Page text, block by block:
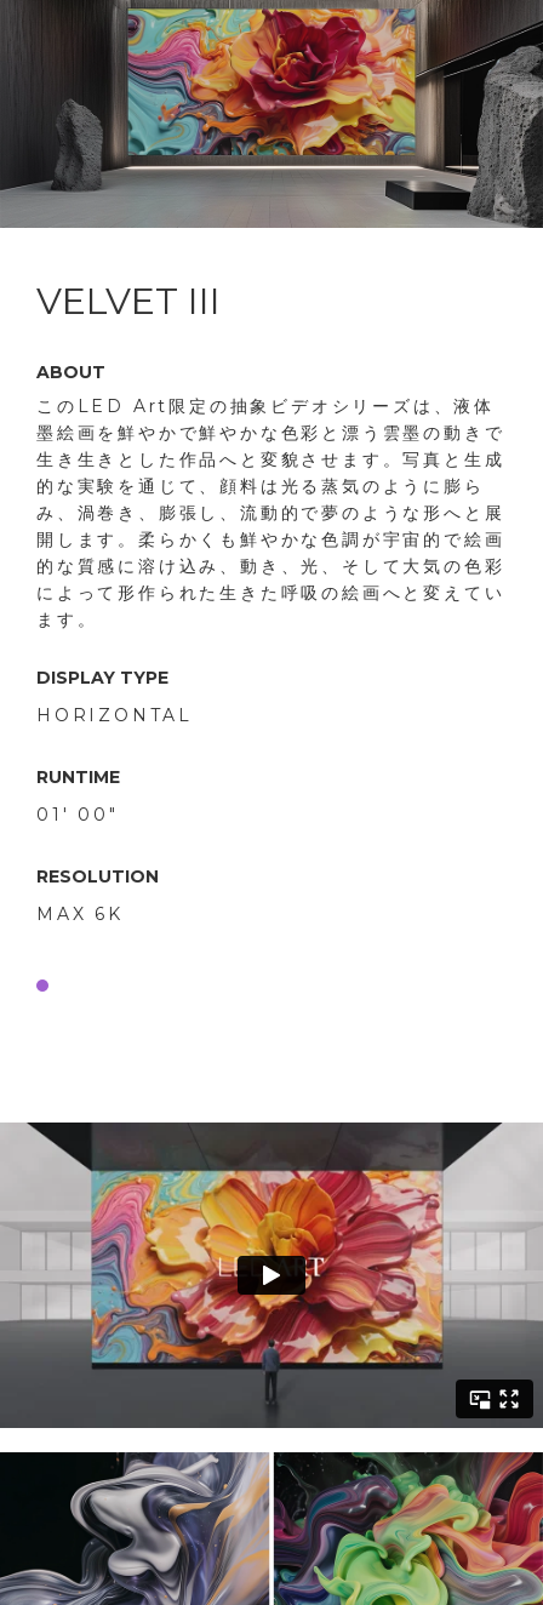
VELVET III
ABOUT
このLED Art限定の抽象ビデオシリーズは、液体
墨絵画を鮮やかで鮮やかな色彩と漂う雲墨の動きで
生き生きとした作品へと変貌させます。写真と生成
的な実験を通じて、顔料は光る蒸気のように膨ら
み、渦巻き、膨張し、流動的で夢のような形へと展
開します。柔らかくも鮮やかな色調が宇宙的で絵画
的な質感に溶け込み、動き、光、そして大気の色彩
によって形作られた生きた呼吸の絵画へと変えてい
ます。
DISPLAY TYPE
HORIZONTAL
RUNTIME
01' 00"
RESOLUTION
MAX 6K